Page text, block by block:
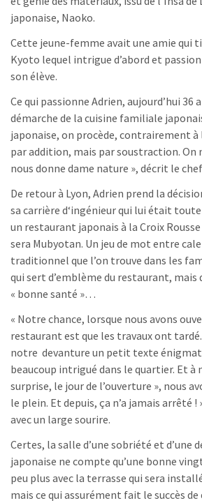
japonaise, Naoko.
Cette jeune-femme avait une amie qui
Kyoto lequel intrigue d’abord et
son élève.
Ce qui passionne Adrien, aujourd’hui 36
démarche de la cuisine familiale
japonaise, on procède, contrairement à
par addition, mais par soustraction. On
nous donne dame nature », décrit le
De retour à Lyon, Adrien prend la
sa carrière d‘ingénieur qui lui était
un restaurant japonais à la Croix Rousse
sera Mubyotan. Un jeu de mot entre
traditionnel que l’on trouve dans les
qui sert d’emblème du restaurant, mais
« bonne santé »…
« Notre chance, lorsque nous avons
restaurant est que les travaux ont
notre devanture un petit texte
beaucoup intrigué dans le quartier. Et à
surprise, le jour de l’ouverture », nous
le plein. Et depuis, ça n’a jamais arrêté !
avec un large sourire.
Certes, la salle d’une sobriété et d’une
japonaise ne compte qu’une bonne
peu plus avec la terrasse qui sera
mais ce qui assurément fait le succès